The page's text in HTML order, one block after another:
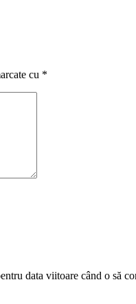
cu *
data viitoare când o să